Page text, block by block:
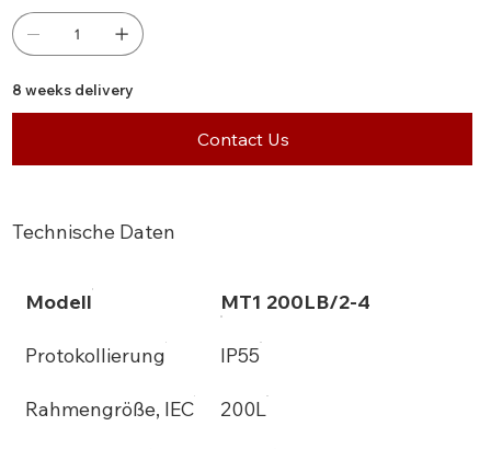
8 weeks delivery
Contact Us
Technische Daten
Modell MT1 200LB/2-4
Protokollierung IP55
Rahmengröße, IEC 200L